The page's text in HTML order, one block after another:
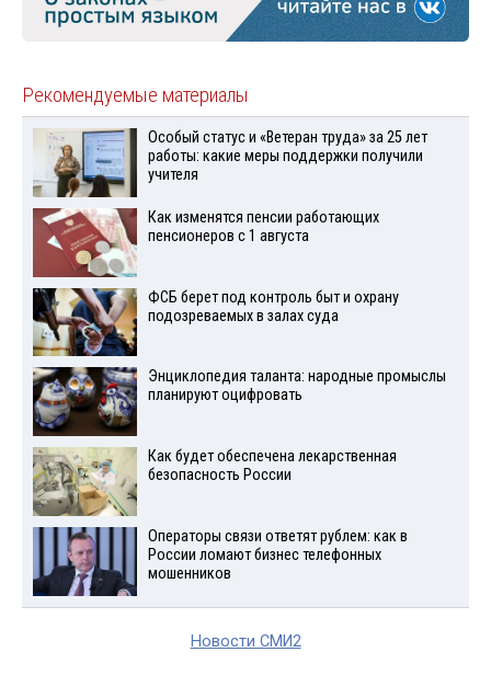
Рекомендуемые материалы
Особый статус и «Ветеран труда» за 25 лет
работы: какие меры поддержки получили
учителя
Как изменятся пенсии работающих
пенсионеров с 1 августа
ФСБ берет под контроль быт и охрану
подозреваемых в залах суда
Энциклопедия таланта: народные промыслы
планируют оцифровать
Как будет обеспечена лекарственная
безопасность России
Операторы связи ответят рублем: как в
России ломают бизнес телефонных
мошенников
Новости СМИ2